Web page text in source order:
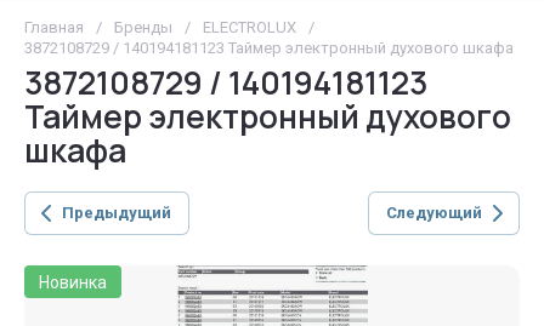
Главная / Бренды / ELECTROLUX
/
3872108729 / 140194181123 Таймер электронный духового шкафа
3872108729 / 140194181123
Таймер электронный духового
шкафа
Предыдущий Следующий
Новинка